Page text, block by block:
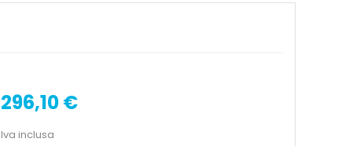
296,10 €
Iva inclusa